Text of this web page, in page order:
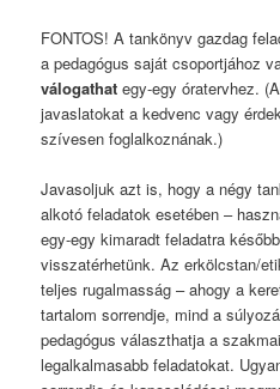
FONTOS! A tankönyv gazdag
a pedagógus saját csoportjához
válogathat egy-egy óratervhez.
javaslatokat a kedvenc vagy
szívesen foglalkoznának.)
Javasoljuk azt is, hogy a négy
alkotó feladatok esetében –
egy-egy kimaradt feladatra
visszatérhetünk. Az erkölcstan/
teljes rugalmasság – ahogy a
tartalom sorrendje, mind a
pedagógus választhatja a
legalkalmasabb feladatokat.